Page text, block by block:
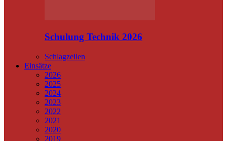
Schulung Technik 2026
Schlagzeilen
Einsätze
2026
2025
2024
2023
2022
2021
2020
2019